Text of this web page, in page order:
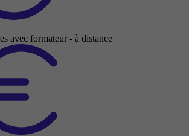
avec formateur - à distance